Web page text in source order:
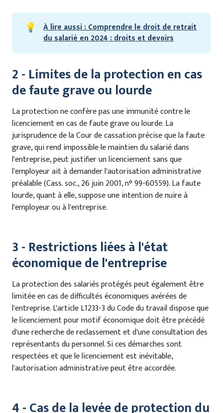
💡
À lire aussi : Comprendre le droit de retrait
du salarié en 2024 : droits et devoirs
2 - Limites de la protection en cas
de faute grave ou lourde
La protection ne confère pas une immunité contre le
licenciement en cas de faute grave ou lourde. La
jurisprudence de la Cour de cassation précise que la faute
grave, qui rend impossible le maintien du salarié dans
l'entreprise, peut justifier un licenciement sans que
l'employeur ait à demander l'autorisation administrative
préalable (Cass. soc., 26 juin 2001, n° 99-60559). La faute
lourde, quant à elle, suppose une intention de nuire à
l'employeur ou à l'entreprise.
3 - Restrictions liées à l'état
économique de l'entreprise
La protection des salariés protégés peut également être
limitée en cas de difficultés économiques avérées de
l'entreprise. L'article L1233-3 du Code du travail dispose que
le licenciement pour motif économique doit être précédé
d'une recherche de reclassement et d'une consultation des
représentants du personnel. Si ces démarches sont
respectées et que le licenciement est inévitable,
l'autorisation administrative peut être accordée.
4 - Cas de la levée de protection du